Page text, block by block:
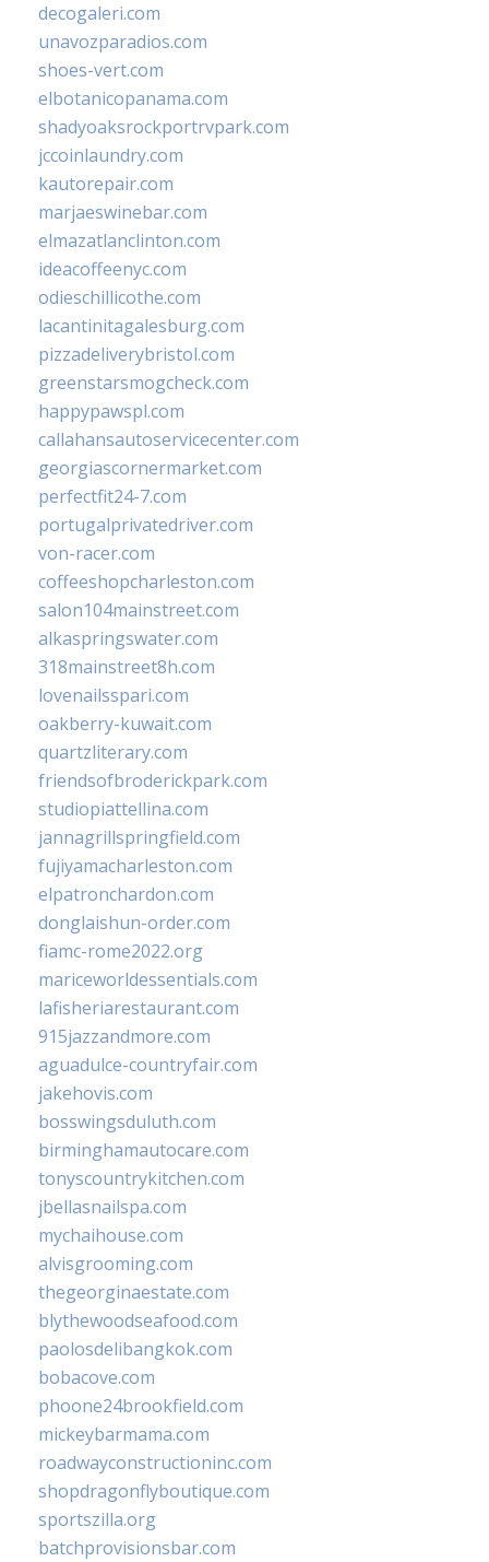
decogaleri.com
unavozparadios.com
shoes-vert.com
elbotanicopanama.com
shadyoaksrockportrvpark.com
jccoinlaundry.com
kautorepair.com
marjaeswinebar.com
elmazatlanclinton.com
ideacoffeenyc.com
odieschillicothe.com
lacantinitagalesburg.com
pizzadeliverybristol.com
greenstarsmogcheck.com
happypawspl.com
callahansautoservicecenter.com
georgiascornermarket.com
perfectfit24-7.com
portugalprivatedriver.com
von-racer.com
coffeeshopcharleston.com
salon104mainstreet.com
alkaspringswater.com
318mainstreet8h.com
lovenailsspari.com
oakberry-kuwait.com
quartzliterary.com
friendsofbroderickpark.com
studiopiattellina.com
jannagrillspringfield.com
fujiyamacharleston.com
elpatronchardon.com
donglaishun-order.com
fiamc-rome2022.org
mariceworldessentials.com
lafisheriarestaurant.com
915jazzandmore.com
aguadulce-countryfair.com
jakehovis.com
bosswingsduluth.com
birminghamautocare.com
tonyscountrykitchen.com
jbellasnailspa.com
mychaihouse.com
alvisgrooming.com
thegeorginaestate.com
blythewoodseafood.com
paolosdelibangkok.com
bobacove.com
phoone24brookfield.com
mickeybarmama.com
roadwayconstructioninc.com
shopdragonflyboutique.com
sportszilla.org
batchprovisionsbar.com